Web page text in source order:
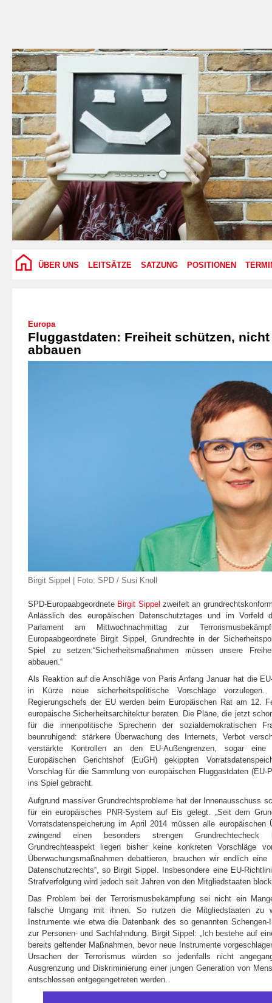
ÜBER UNS LEITSÄTZE SATZUNG POSITIONEN
Europa
Fluggastdaten: Freiheit schützen, nicht
abbauen
Birgit Sippel | Foto: SPD / Susi Knoll
SPD-Europaabgeordnete Birgit Sippel zweifelt an
Anlässlich des europäischen Datenschutztages und im Vorfeld
Parlament am Mittwochnachmittag zur
Europaabgeordnete Birgit Sippel, Grundrechte in der
Spiel zu setzen:“Sicherheitsmaßnahmen müssen unsere
abbauen.“
Als Reaktion auf die Anschläge von Paris Anfang Januar hat die
in Kürze neue sicherheitspolitische Vorschläge
Regierungschefs der EU werden beim Europäischen Rat am 12.
europäische Sicherheitsarchitektur beraten. Die Pläne, die jetzt
für die innenpolitische Sprecherin der sozialdemokratischen
beunruhigend: stärkere Überwachung des Internets, Verbot
verstärkte Kontrollen an den EU-Außengrenzen, sogar eine
Europäischen Gerichtshof (EuGH) gekippten
Vorschlag für die Sammlung von europäischen Fluggastdaten (EU-
ins Spiel gebracht.
Aufgrund massiver Grundrechtsprobleme hat der Innenausschuss
für ein europäisches PNR-System auf Eis gelegt. „Seit dem
Vorratsdatenspeicherung im April 2014 müssen alle europäischen
zwingend einen besonders strengen
Grundrechteaspekt liegen bisher keine konkreten Vorschläge
Überwachungsmaßnahmen debattieren, brauchen wir endlich
Datenschutzrechts“, so Birgit Sippel. Insbesondere eine EU-
Strafverfolgung wird jedoch seit Jahren von den Mitgliedstaaten
Das Problem bei der Terrorismusbekämpfung sei nicht ein
falsche Umgang mit ihnen. So nutzen die Mitgliedstaaten zu
Instrumente wie etwa die Datenbank des so genannten
zur Personen- und Sachfahndung. Birgit Sippel: „Ich bestehe auf
bereits geltender Maßnahmen, bevor neue Instrumente
Ursachen der Terrorismus würden so jedenfalls nicht
Ausgrenzung und Diskriminierung einer jungen Generation von
entschlossen entgegengetreten werden.